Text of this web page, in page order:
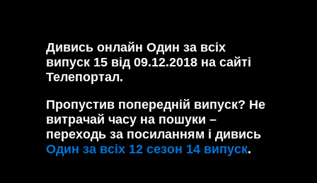
Дивись онлайн Один за всіх
випуск 15 від 09.12.2018 на сайті
Телепортал.
Пропустив попередній випуск? Не
витрачай часу на пошуки –
переходь за посиланням і дивись
Один за всіх 12 сезон 14 випуск.